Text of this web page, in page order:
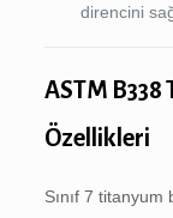
direncini
ASTM B338
Özellikleri
Sınıf 7